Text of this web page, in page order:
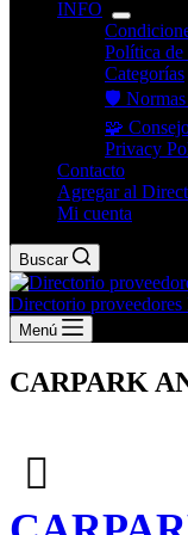
INFO
Política de
Categorías
🛡️ Normas
🧩
Privacy
Contacto
Agregar al
Mi cuenta
Buscar
Directorio
Menú
CARPARK